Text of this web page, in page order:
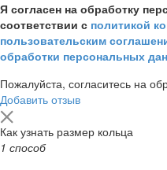
Я согласен на обработку
соответствии с политикой
пользовательским
обработки персональных
Пожалуйста, согласитесь на
Добавить отзыв
Как узнать размер кольца
1 способ